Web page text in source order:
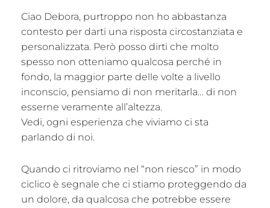
Ciao Debora, purtroppo non ho abbastanza
contesto per darti una risposta circostanziata e
personalizzata. Però posso dirti che molto
spesso non otteniamo qualcosa perché in
fondo, la maggior parte delle volte a livello
inconscio, pensiamo di non meritarla… di non
esserne veramente all’altezza.
Vedi, ogni esperienza che viviamo ci sta
parlando di noi.
Quando ci ritroviamo nel “non riesco” in modo
ciclico è segnale che ci stiamo proteggendo da
un dolore, da qualcosa che potrebbe essere